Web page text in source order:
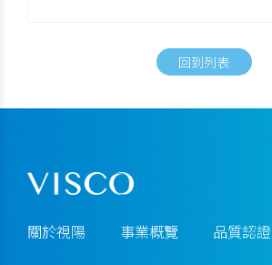
回到列表
關於視陽 事業概覽 品質認證